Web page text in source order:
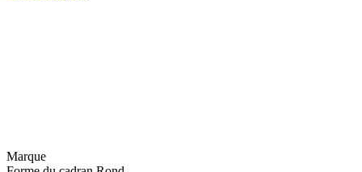
Marque